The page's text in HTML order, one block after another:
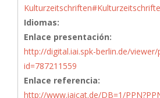
Idiomas:
Enlace presentación:
http://digital.iai.spk-berlin.de/viewer/
id=787211559
Enlace referencia:
http://www.iaicat.de/DB=1/